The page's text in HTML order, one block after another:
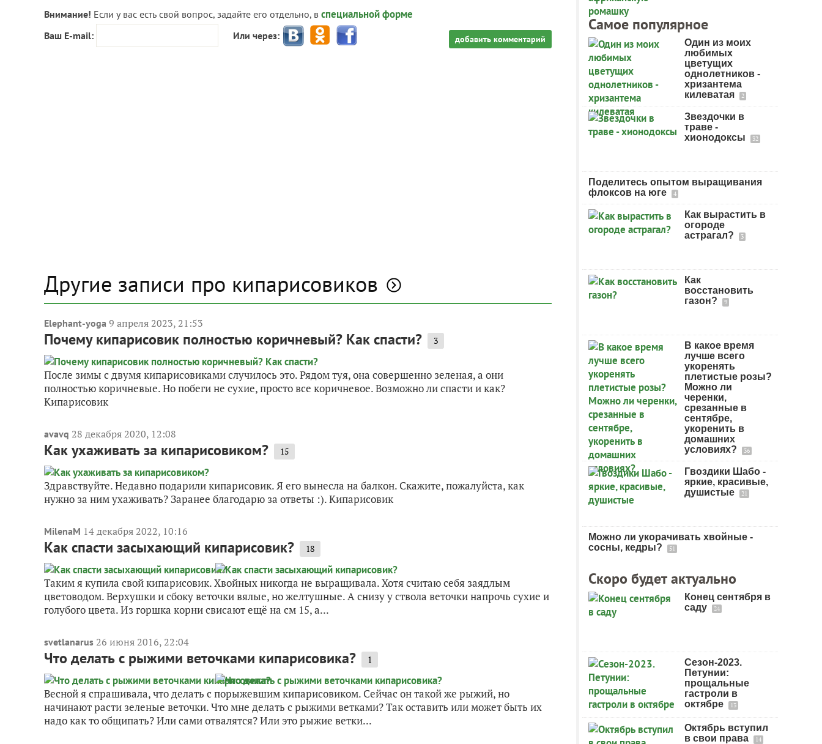
Внимание! Если у вас есть свой вопрос, задайте его отдельно, в специальной форме
Ваш E-mail: Или через: добавить комментарий
Другие записи про кипарисовиков
Elephant-yoga 9 апреля 2023, 21:53
Почему кипарисовик полностью коричневый? Как спасти? 3
После зимы с двумя кипарисовиками случилось это. Рядом туя, она совершенно зеленая, а они
полностью коричневые. Но побеги не сухие, просто все коричневое. Возможно ли спасти и как?
Кипарисовик
avavq 28 декабря 2020, 12:08
Как ухаживать за кипарисовиком? 15
Здравствуйте. Недавно подарили кипарисовик. Я его вынесла на балкон. Скажите, пожалуйста, как
нужно за ним ухаживать? Заранее благодарю за ответы :). Кипарисовик
MilenaM 14 декабря 2022, 10:16
Как спасти засыхающий кипарисовик? 18
Таким я купила свой кипарисовик. Хвойных никогда не выращивала. Хотя считаю себя заядлым
цветоводом. Верхушки и сбоку веточки вялые, но желтушные. А снизу у ствола веточки напрочь сухие и
голубого цвета. Из горшка корни свисают ещё на см 15, а...
svetlanarus 26 июня 2016, 22:04
Что делать с рыжими веточками кипарисовика? 1
Весной я спрашивала, что делать с порыжевшим кипарисовиком. Сейчас он такой же рыжий, но
начинают расти зеленые веточки. Что мне делать с рыжими ветками? Так оставить или может быть их
надо как то общипать? Или сами отвалятся? Или это рыжие ветки...
Самое популярное
Один из моих
любимых
цветущих
однолетников -
хризантема
килеватая
2
Звездочки в
траве -
хионодоксы
32
Поделитесь опытом выращивания
флоксов на юге
4
Как вырастить в
огороде
астрагал?
3
Как
восстановить
газон?
9
В какое время
лучше всего
укоренять
плетистые розы?
Можно ли
черенки,
срезанные в
сентябре,
укоренить в
домашних
условиях?
36
Гвоздики Шабо -
яркие, красивые,
душистые
21
Можно ли укорачивать хвойные -
сосны, кедры?
51
Скоро будет актуально
Конец сентября в
саду
24
Сезон-2023.
Петунии:
прощальные
гастроли в
октябре
13
Октябрь вступил
в свои права
14